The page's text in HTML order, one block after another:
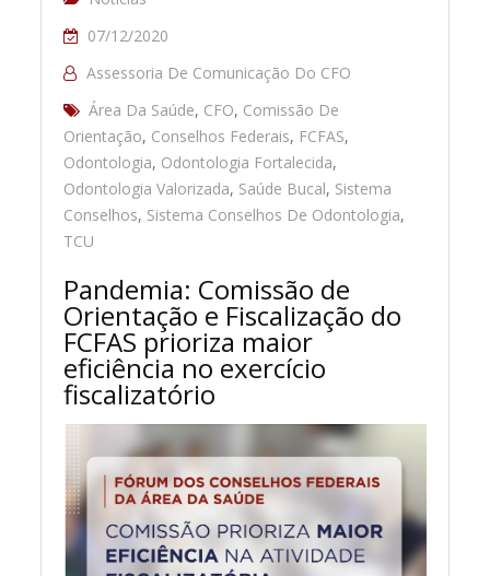
07/12/2020
Assessoria De Comunicação Do CFO
Área Da Saúde, CFO, Comissão De
Orientação, Conselhos Federais, FCFAS,
Odontologia, Odontologia Fortalecida,
Odontologia Valorizada, Saúde Bucal, Sistema
Conselhos, Sistema Conselhos De Odontologia,
TCU
Pandemia: Comissão de
Orientação e Fiscalização do
FCFAS prioriza maior
eficiência no exercício
fiscalizatório